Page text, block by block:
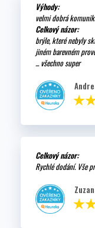
Výhody:
velmi dobrá
Celkový názor:
brýle, které nebyly
jiném barevném
... všechno super
Celkový názor:
Rychlé dodání. Vše